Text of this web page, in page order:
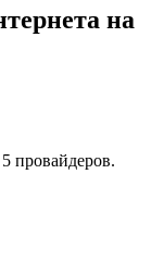
на
провайдеров.